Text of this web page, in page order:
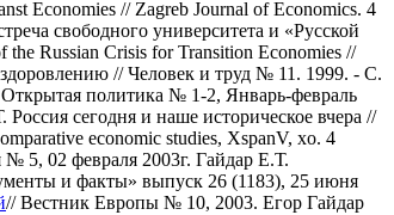
Economies // Zagreb Journal of Economics. 4
свободного университета и «Русской
the Russian Crisis for Transition Economies //
// Человек и труд № 11. 1999. - С.
политика № 1-2, Январь-февраль
Россия сегодня и наше историческое вчера //
economic studies, XspanV, xo. 4
5, 02 февраля 2003г. Гайдар Е.Т.
и факты» выпуск 26 (1183), 25 июня
// Вестник Европы № 10, 2003. Егор Гайдар